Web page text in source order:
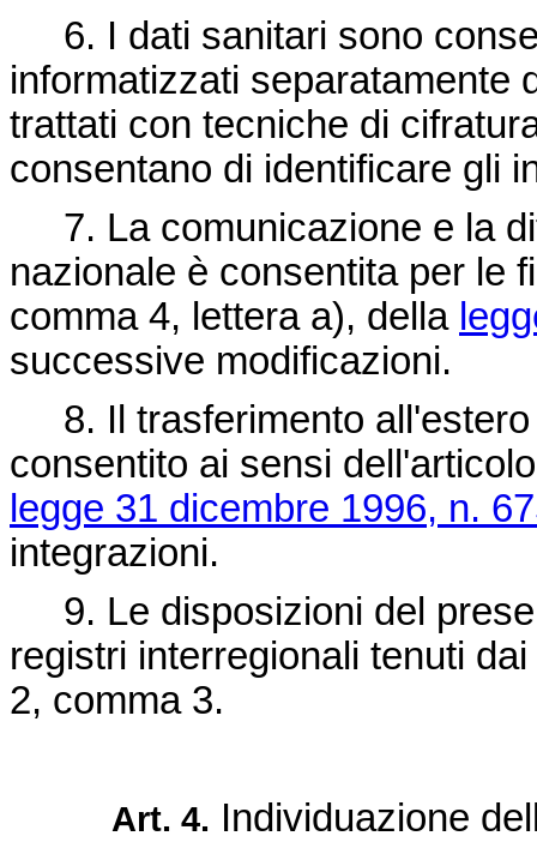
6. I dati sanitari sono
informatizzati separatamente
trattati con tecniche di
consentano di identificare gli
7. La comunicazione e la
nazionale è consentita per le
comma 4, lettera a), della
successive modificazioni.
8. Il trasferimento all'estero
consentito ai sensi
legge 31 dicembre 1996, n.
integrazioni.
9. Le disposizioni del
registri interregionali tenuti
2, comma 3.
Art. 4. Individuazione